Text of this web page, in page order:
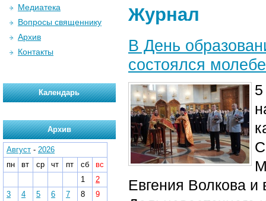
Журнал
В День
состоялся
Евгения Волкова и
Медиатека
Вопросы священнику
Архив
Контакты
Календарь
Архив
Август - 2026
пн
вт ср чт пт сб
вс
1
2
3
4 5 6 7 8
9